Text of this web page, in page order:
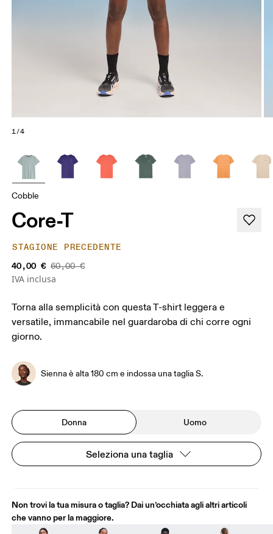
1/4
Cobble
Core-T
STAGIONE PRECEDENTE
40,00 € 60,00 €
IVA inclusa
Torna alla semplicità con questa T-shirt leggera e
versatile, immancabile nel guardaroba di chi corre ogni
giorno.
Sienna è alta 180 cm e indossa una taglia S.
Donna Uomo
Seleziona una taglia
Non trovi la tua misura o taglia? Dai un’occhiata agli altri articoli
che vanno per la maggiore.